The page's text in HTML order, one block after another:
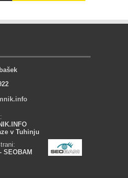
v Tuhinju
SEOBAM